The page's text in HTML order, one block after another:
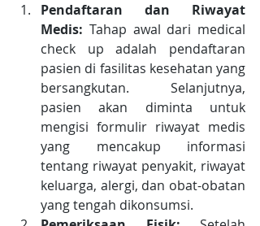
Pendaftaran dan Riwayat
Medis: Tahap awal dari medical
check up adalah pendaftaran
pasien di fasilitas kesehatan yang
bersangkutan. Selanjutnya,
pasien akan diminta untuk
mengisi formulir riwayat medis
yang mencakup informasi
tentang riwayat penyakit, riwayat
keluarga, alergi, dan obat-obatan
yang tengah dikonsumsi.